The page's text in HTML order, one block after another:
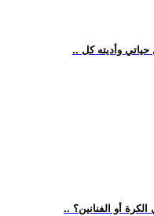
حياتي وأديته كل
أو الفنانين؟